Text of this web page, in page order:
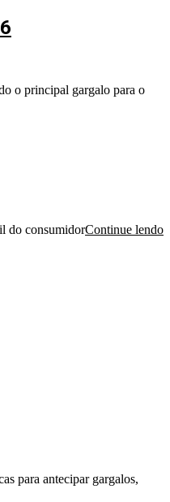
o principal gargalo para o
do consumidorContinue lendo
para antecipar gargalos,